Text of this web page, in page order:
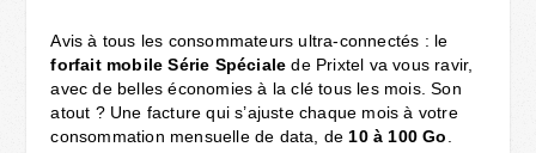
Avis à tous les consommateurs ultra-connectés : le
forfait mobile Série Spéciale de Prixtel va vous ravir,
avec de belles économies à la clé tous les mois. Son
atout ? Une facture qui s’ajuste chaque mois à votre
consommation mensuelle de data, de 10 à 100 Go